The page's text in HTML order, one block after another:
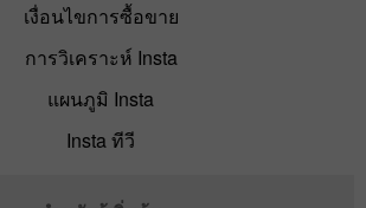
เงื่อนไขการซื้อขาย
การวิเคราะห์ Insta
แผนภูมิ Insta
Insta ทีวี